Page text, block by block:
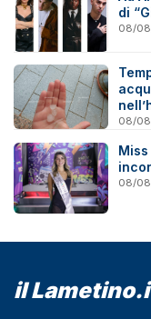
di
08/
08/
08/
il